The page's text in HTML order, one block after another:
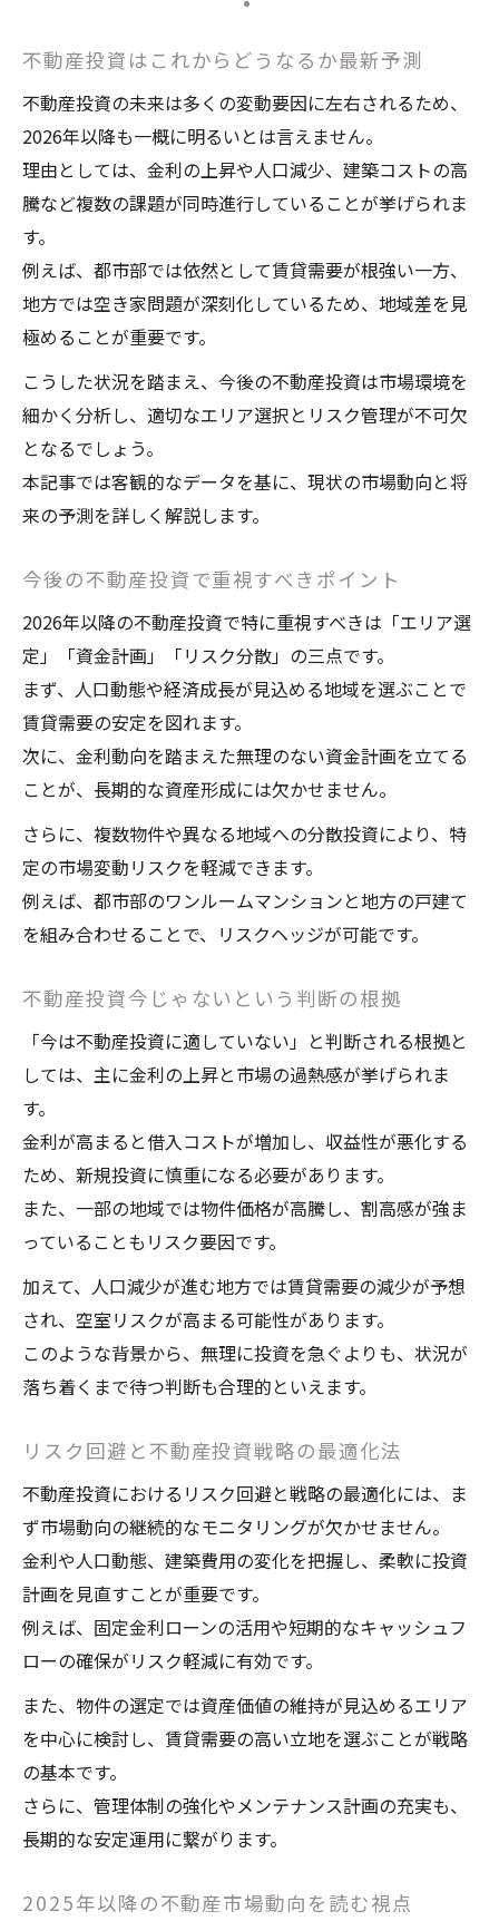
不動産投資はこれからどうなるか最新予測
不動産投資の未来は多くの変動要因に左右されるため、
2026年以降も一概に明るいとは言えません。
理由としては、金利の上昇や人口減少、建築コストの高
騰など複数の課題が同時進行していることが挙げられま
す。
例えば、都市部では依然として賃貸需要が根強い一方、
地方では空き家問題が深刻化しているため、地域差を見
極めることが重要です。
こうした状況を踏まえ、今後の不動産投資は市場環境を
細かく分析し、適切なエリア選択とリスク管理が不可欠
となるでしょう。
本記事では客観的なデータを基に、現状の市場動向と将
来の予測を詳しく解説します。
今後の不動産投資で重視すべきポイント
2026年以降の不動産投資で特に重視すべきは「エリア選
定」「資金計画」「リスク分散」の三点です。
まず、人口動態や経済成長が見込める地域を選ぶことで
賃貸需要の安定を図れます。
次に、金利動向を踏まえた無理のない資金計画を立てる
ことが、長期的な資産形成には欠かせません。
さらに、複数物件や異なる地域への分散投資により、特
定の市場変動リスクを軽減できます。
例えば、都市部のワンルームマンションと地方の戸建て
を組み合わせることで、リスクヘッジが可能です。
不動産投資今じゃないという判断の根拠
「今は不動産投資に適していない」と判断される根拠と
しては、主に金利の上昇と市場の過熱感が挙げられま
す。
金利が高まると借入コストが増加し、収益性が悪化する
ため、新規投資に慎重になる必要があります。
また、一部の地域では物件価格が高騰し、割高感が強ま
っていることもリスク要因です。
加えて、人口減少が進む地方では賃貸需要の減少が予想
され、空室リスクが高まる可能性があります。
このような背景から、無理に投資を急ぐよりも、状況が
落ち着くまで待つ判断も合理的といえます。
リスク回避と不動産投資戦略の最適化法
不動産投資におけるリスク回避と戦略の最適化には、ま
ず市場動向の継続的なモニタリングが欠かせません。
金利や人口動態、建築費用の変化を把握し、柔軟に投資
計画を見直すことが重要です。
例えば、固定金利ローンの活用や短期的なキャッシュフ
ローの確保がリスク軽減に有効です。
また、物件の選定では資産価値の維持が見込めるエリア
を中心に検討し、賃貸需要の高い立地を選ぶことが戦略
の基本です。
さらに、管理体制の強化やメンテナンス計画の充実も、
長期的な安定運用に繋がります。
2025年以降の不動産市場動向を読む視点